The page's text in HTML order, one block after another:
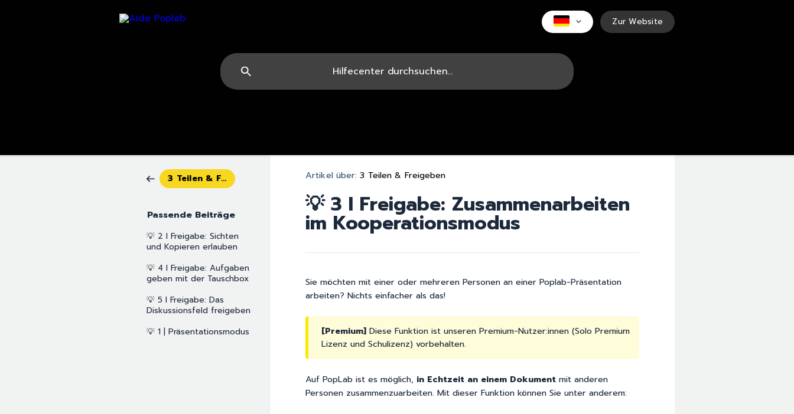
Zur Website
3 Teilen & Freigeben
Passende Beiträge
💡 2 I Freigabe: Sichten
und Kopieren erlauben
💡 4 I Freigabe: Aufgaben
geben mit der Tauschbox
💡 5 I Freigabe: Das
Diskussionsfeld freigeben
💡 1 | Präsentationsmodus
Artikel über: 3 Teilen & Freigeben
💡 3 I Freigabe: Zusammenarbeiten
im Kooperationsmodus
Sie möchten mit einer oder mehreren Personen an einer Poplab-Präsentation
arbeiten? Nichts einfacher als das!
[Premium] Diese Funktion ist unseren Premium-Nutzer:innen (Solo Premium
Lizenz und Schulizenz) vorbehalten.
Auf PopLab ist es möglich, in Echtzeit an einem Dokument mit anderen
Personen zusammenzuarbeiten. Mit dieser Funktion können Sie unter anderem: